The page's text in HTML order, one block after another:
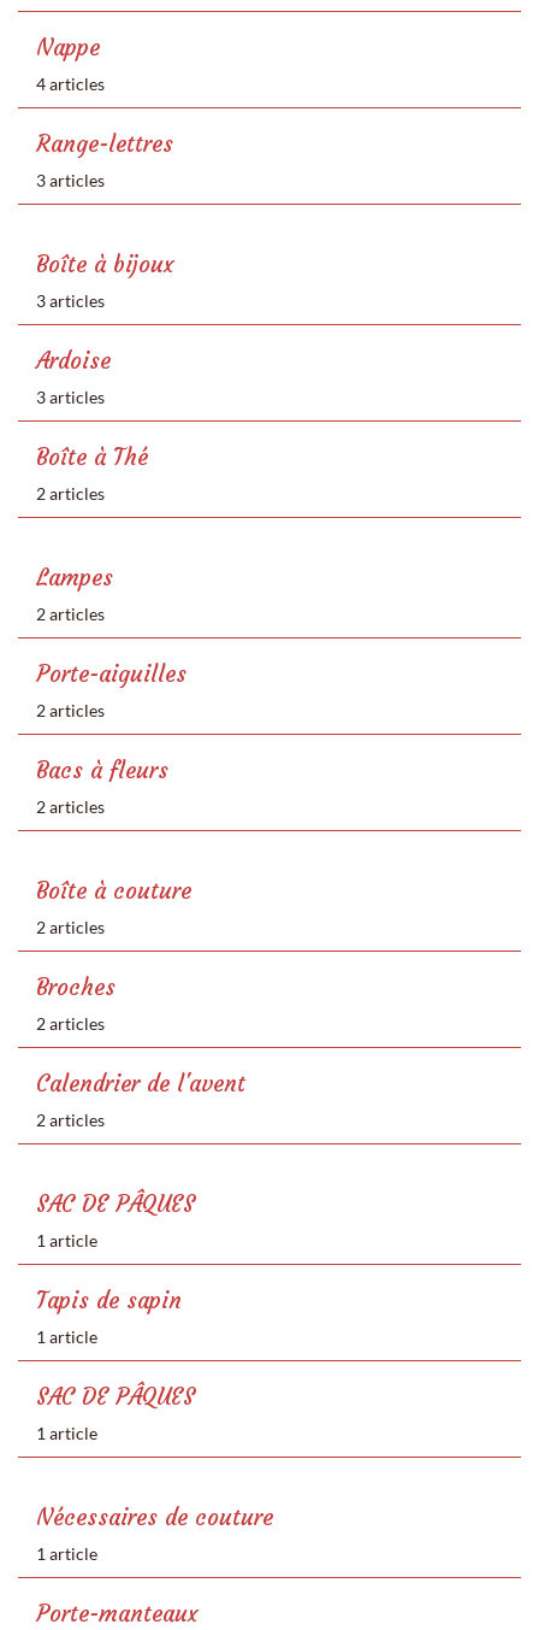
Nappe
4 articles
Range-lettres
3 articles
Boîte à bijoux
3 articles
Ardoise
3 articles
Boîte à Thé
2 articles
Lampes
2 articles
Porte-aiguilles
2 articles
Bacs à fleurs
2 articles
Boîte à couture
2 articles
Broches
2 articles
Calendrier de l'avent
2 articles
SAC DE PÂQUES
1 article
Tapis de sapin
1 article
SAC DE PÂQUES
1 article
Nécessaires de couture
1 article
Porte-manteaux